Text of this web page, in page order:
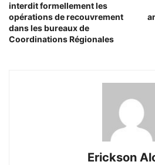
interdit formellement les
opérations de recouvrement
dans les bureaux de
Coordinations Régionales
Erickson